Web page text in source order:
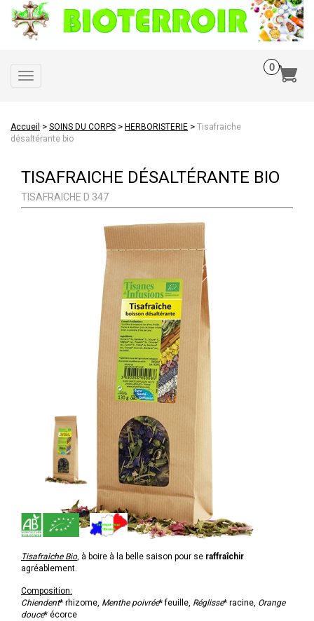
Toggle
navigation
Accueil > SOINS DU CORPS > HERBORISTERIE > Tisafraiche
désaltérante bio
TISAFRAICHE DÉSALTÉRANTE BIO
TISAFRAICHE D 347
Tisafraîche Bio, à boire à la belle saison pour se raffraîchir
agréablement.
Composition:
Chiendent* rhizome, Menthe poivrée* feuille, Réglisse* racine, Orange
douce* écorce